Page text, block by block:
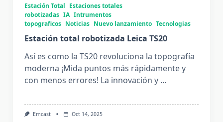
Estación Total Estaciones totales
robotizadas IA Intrumentos
topograficos Noticias Nuevo lanzamiento Tecnologias
Estación total robotizada Leica TS20
Así es como la TS20 revoluciona la topografía
moderna ¡Mida puntos más rápidamente y
con menos errores! La innovación y ...
Emcast Oct 14, 2025